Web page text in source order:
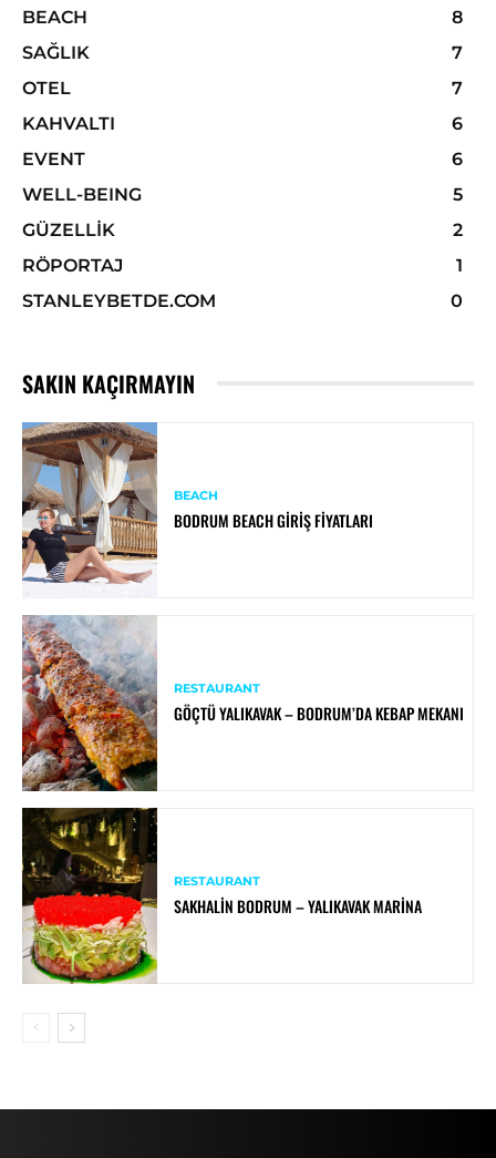
BEACH
8
SAĞLIK
7
OTEL
7
KAHVALTI
6
EVENT
6
WELL-BEING
5
GÜZELLIK
2
RÖPORTAJ
1
STANLEYBETDE.COM
0
SAKIN KAÇIRMAYIN
BEACH
BODRUM BEACH GIRIŞ FIYATLARI
RESTAURANT
GÖÇTÜ YALIKAVAK – BODRUM’DA KEBAP MEKANI
RESTAURANT
SAKHALIN BODRUM – YALIKAVAK MARINA